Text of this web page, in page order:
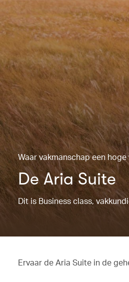
Waar vakmanschap een
De Aria Suite
Dit is Business class,
Ervaar de Aria Suite in de